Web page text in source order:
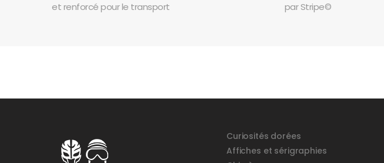
et renforcé pour le transport par Stripe©
Curiosités dorées
Affiches et sérigraphies